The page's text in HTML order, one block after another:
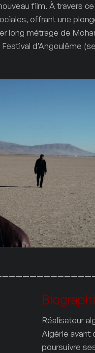
film. À travers
offrant une
long métrage de
d’Angoulême
Réalisateur
Algérie avant
poursuivre